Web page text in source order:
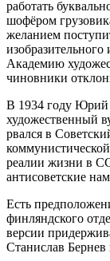
работать
шофёром
желанием
Академию
чиновники
В 1934 году Юрий
художественный
рвался в
реалии жизни в
антисоветские
Есть
финляндского
версии
Станислав